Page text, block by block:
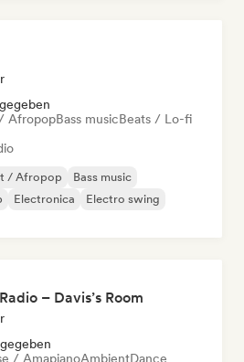
AfropopBass musicBeats / Lo-fi
/ Afropop
Bass music
Electronica
Electro swing
– Davis’s Room
/ AmapianoAmbientDance